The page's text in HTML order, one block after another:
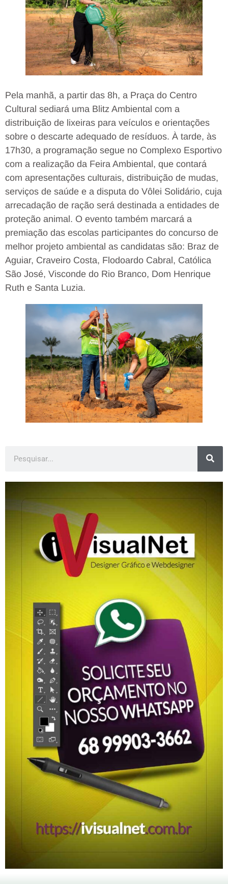
Pela manhã, a partir das 8h, a Praça do Centro
Cultural sediará uma Blitz Ambiental com a
distribuição de lixeiras para veículos e orientações
sobre o descarte adequado de resíduos. À tarde, às
17h30, a programação segue no Complexo Esportivo
com a realização da Feira Ambiental, que contará
com apresentações culturais, distribuição de mudas,
serviços de saúde e a disputa do Vôlei Solidário, cuja
arrecadação de ração será destinada a entidades de
proteção animal. O evento também marcará a
premiação das escolas participantes do concurso de
melhor projeto ambiental as candidatas são: Braz de
Aguiar, Craveiro Costa, Flodoardo Cabral, Católica
São José, Visconde do Rio Branco, Dom Henrique
Ruth e Santa Luzia.